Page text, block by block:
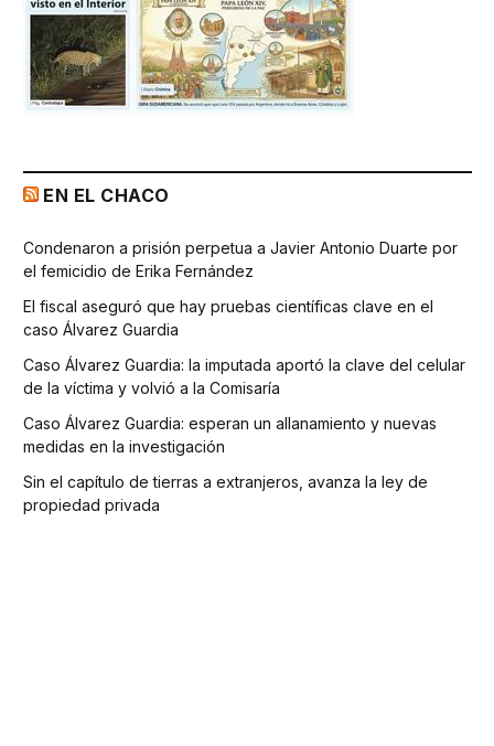
EN EL CHACO
Condenaron a prisión perpetua a Javier Antonio Duarte por
el femicidio de Erika Fernández
El fiscal aseguró que hay pruebas científicas clave en el
caso Álvarez Guardia
Caso Álvarez Guardia: la imputada aportó la clave del celular
de la víctima y volvió a la Comisaría
Caso Álvarez Guardia: esperan un allanamiento y nuevas
medidas en la investigación
Sin el capítulo de tierras a extranjeros, avanza la ley de
propiedad privada